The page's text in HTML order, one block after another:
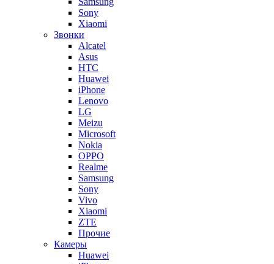
Sony
Xiaomi
Звонки
Alcatel
Asus
HTC
Huawei
iPhone
Lenovo
LG
Meizu
Microsoft
Nokia
OPPO
Realme
Samsung
Sony
Vivo
Xiaomi
ZTE
Прочие
Камеры
Huawei